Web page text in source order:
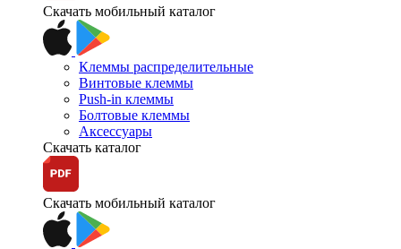
Скачать мобильный каталог
Клеммы распределительные
Винтовые клеммы
Push-in клеммы
Болтовые клеммы
Аксессуары
Скачать каталог
Скачать мобильный каталог